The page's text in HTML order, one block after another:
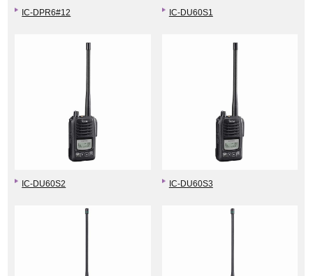
IC-DPR6#12 IC-DU60S1
IC-DU60S2 IC-DU60S3